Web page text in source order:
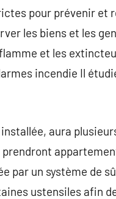
pour prévenir et
les biens et les
et les
incendie Il
aura
par un système de
ustensiles afin